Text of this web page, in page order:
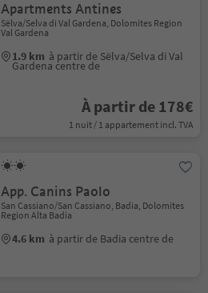
Apartments Antines
Sëlva/Selva di Val Gardena, Dolomites Region
Val Gardena
1.9 km à partir de Sëlva/Selva di Val
Gardena centre de
À partir de 178€
1 nuit / 1 appartement incl. TVA
App. Canins Paolo
San Cassiano/San Cassiano, Badia, Dolomites
Region Alta Badia
4.6 km à partir de Badia centre de